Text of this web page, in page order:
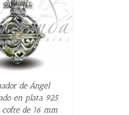
de Ángel
en plata 925
cofre de 16 mm